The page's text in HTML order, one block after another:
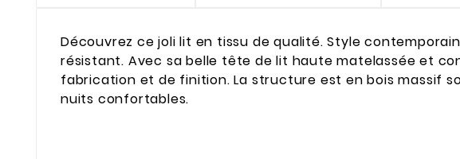
Découvrez ce joli lit en tissu de qualité. Style
résistant. Avec sa belle tête de lit haute matelassée et
fabrication et de finition. La structure est en bois massif
nuits confortables.